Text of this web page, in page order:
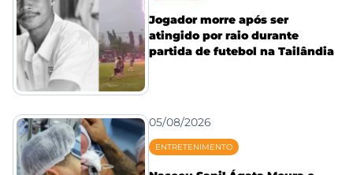
Jogador morre após ser
atingido por raio durante
partida de futebol na Tailândia
05/08/2026
ENTRETENIMENTO